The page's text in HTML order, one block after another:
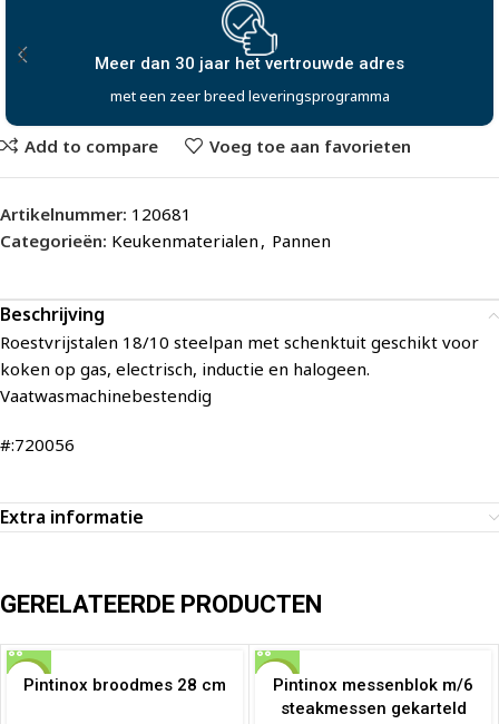
jaar het vertrouwde adres
breed leveringsprogramma
Add to compare Voeg toe aan favorieten
Artikelnummer: 120681
Categorieën: Keukenmaterialen , Pannen
Beschrijving
Roestvrijstalen 18/10 steelpan met schenktuit geschikt voor
koken op gas, electrisch, inductie en halogeen.
Vaatwasmachinebestendig
#:720056
Extra informatie
GERELATEERDE PRODUCTEN
-15%
Pintinox broodmes 28 cm -15%
Pintinox messenblok m/6
steakmessen gekarteld